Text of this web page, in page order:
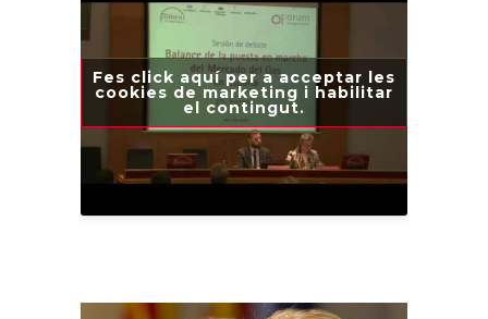
Fes click aquí per a acceptar les
cookies de marketing i habilitar
el contingut.